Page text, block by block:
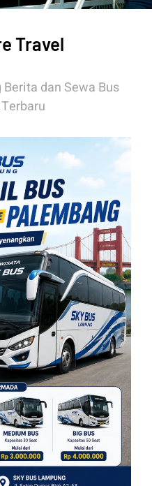
Travel
dan Sewa Bus